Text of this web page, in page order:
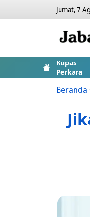
Jumat, 7
Kupas
Perkara
Beranda